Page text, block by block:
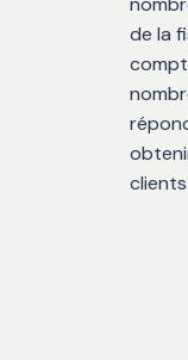
de la
clients.